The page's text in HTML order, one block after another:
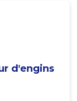
d'engins